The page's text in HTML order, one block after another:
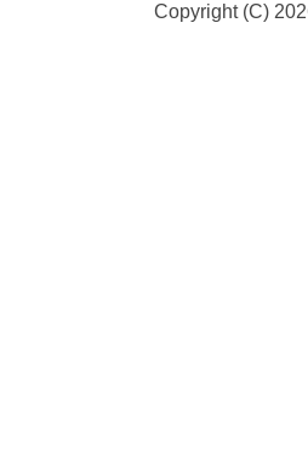
Copyright (C)